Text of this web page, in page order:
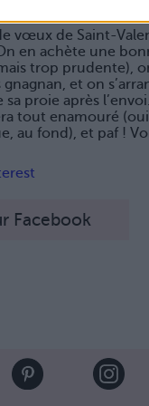
vœux de Saint-
en achète une
trop prudente),
et on
sa proie après
tout enamouré
au fond), et paf !
Facebook